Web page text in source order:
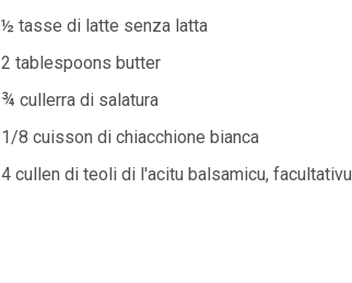
½ tasse di latte senza latta
2 tablespoons butter
¾ cullerra di salatura
1/8 cuisson di chiacchione bianca
4 cullen di teoli di l'acitu balsamicu, facultativu